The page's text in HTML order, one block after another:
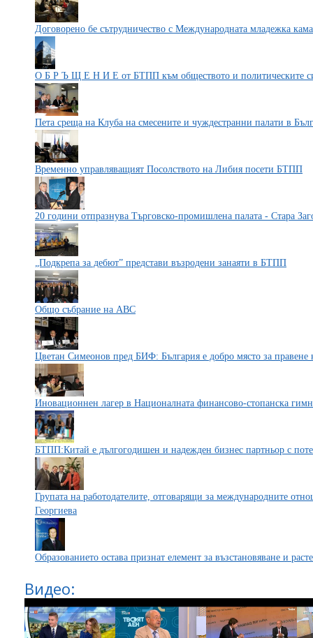
Договорено бе сътрудничество с Международната младежка
О Б Р Ъ Щ Е Н И Е от БТПП към обществото и политическите
Пета среща на Клуба на смесените и чуждестранни палати в
Временно управляващият Посолството на Либия посети БТПП
20 години отпразнува Търговско-промишлена палата - Стара
„Подкрепа за дебют” представи възродени занаяти в БТПП
Общо събрание на АВС
Цветан Симеонов пред БИФ: България е добро място за правене
Иновационнен лагер в Националната финансово-стопанска
БТПП:Китай е дългогодишен и надежден бизнес партньор с
Групата на работодателите, отговарящи за международните
Георгиева
Образованието остава признат елемент за възстановяване и
Видео: